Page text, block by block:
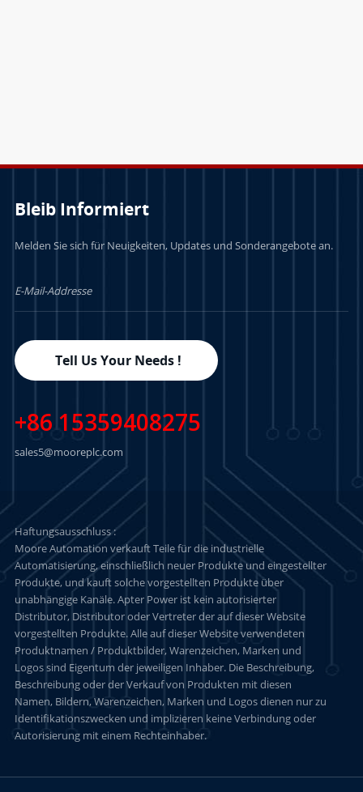
Bleib Informiert
Melden Sie sich für Neuigkeiten, Updates und Sonderangebote an.
Tell Us Your Needs !
+86 15359408275
sales5@mooreplc.com
Haftungsausschluss :
Moore Automation verkauft Teile für die industrielle
Automatisierung, einschließlich neuer Produkte und eingestellter
Produkte, und kauft solche vorgestellten Produkte über
unabhängige Kanäle. Apter Power ist kein autorisierter
Distributor, Distributor oder Vertreter der auf dieser Website
vorgestellten Produkte. Alle auf dieser Website verwendeten
Produktnamen / Produktbilder, Warenzeichen, Marken und
Logos sind Eigentum der jeweiligen Inhaber. Die Beschreibung,
Beschreibung oder der Verkauf von Produkten mit diesen
Namen, Bildern, Warenzeichen, Marken und Logos dienen nur zu
Identifikationszwecken und implizieren keine Verbindung oder
Autorisierung mit einem Rechteinhaber.